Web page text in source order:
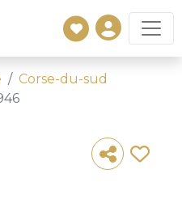
Corse-du-sud